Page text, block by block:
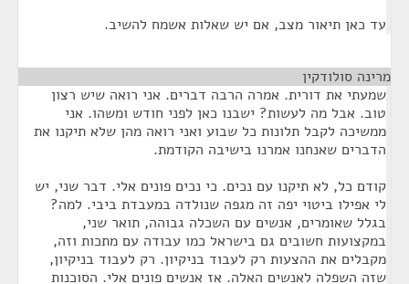
עד כאן תיאור מצב, אם יש שאלות אשמח להשיב.
מרינה סולודקין
שמעתי את דורית. אמרה הרבה דברים. אני רואה שיש רצון
טוב. אבל מה לעשות? ישבנו כאן לפני חודש ומשהו. אני
ממשיכה לקבל תלונות כל שבוע ואני רואה מהן שלא תיקנו את
הדברים שאנחנו אמרנו בישיבה הקודמת.
קודם כל, לא תיקנו עם נכים. כי נכים פונים אלי. דבר שני, יש
לי אפילו ביטוי יפה זה מגפה שנולדה במעבדת ביבי. למה?
בגלל שאומרים, אנשים עם השכלה גבוהה, תואר שני,
במקצועות חשובים גם בישראל כמו עבודה עם מתכות וזה,
מקבלים את ההצעות רק לעבוד בניקיון. רק לעבוד בניקיון,
שזה השפלה לאנשים האלה. אז אנשים פונים אלי. הסוכנות